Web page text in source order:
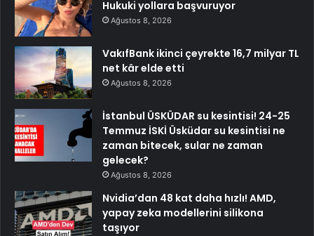
Hukuki yollara başvuruyor
Ağustos 8, 2026
VakıfBank ikinci çeyrekte 16,7 milyar TL
net kâr elde etti
Ağustos 8, 2026
İstanbul ÜSKÜDAR su kesintisi! 24-25
Temmuz İSKİ Üsküdar su kesintisi ne
zaman bitecek, sular ne zaman
gelecek?
Ağustos 8, 2026
Nvidia’dan 48 kat daha hızlı! AMD,
yapay zeka modellerini silikona
taşıyor